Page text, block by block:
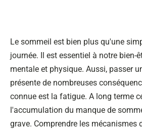
Le sommeil est bien plus qu'une
journée. Il est essentiel à notre bien-
mentale et physique. Aussi, passer
présente de nombreuses
connue est la fatigue. A long terme
l'accumulation du manque de
grave. Comprendre les mécanismes